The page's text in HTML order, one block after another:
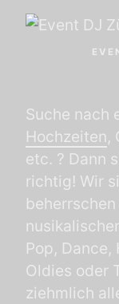
Suche nach
Hochzeiten,
etc. ? Dann
richtig! Wir
Pop, Dance,
Oldies oder
ziehmlich